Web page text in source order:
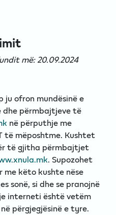
më: 20.09.2024
ju ofron mundësinë e
dhe përmbajtjeve të
në përputhje me
të mëposhtme. Kushtet
të gjitha përmbajtjet
. Supozohet
me këto kushte nëse
sonë, si dhe se pranojnë
interneti është vetëm
përgjegjësinë e tyre.